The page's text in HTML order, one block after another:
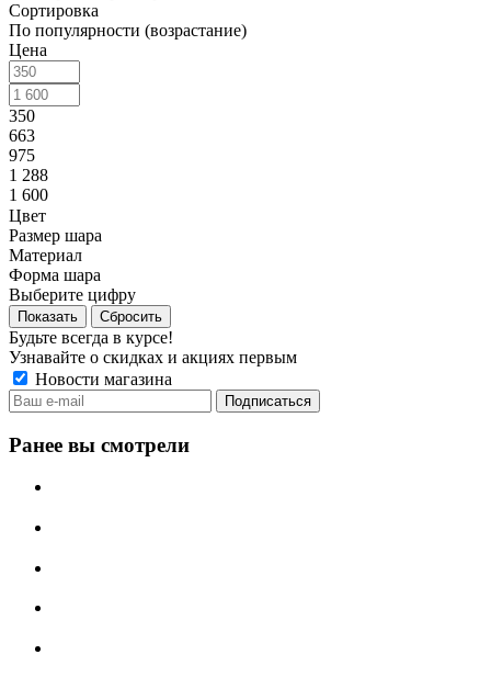
Сортировка
По популярности (возрастание)
Цена
350
663
975
1 288
1 600
Цвет
Размер шара
Материал
Форма шара
Выберите цифру
Сбросить
Будьте всегда в курсе!
Узнавайте о скидках и акциях первым
Новости магазина
Ранее вы смотрели